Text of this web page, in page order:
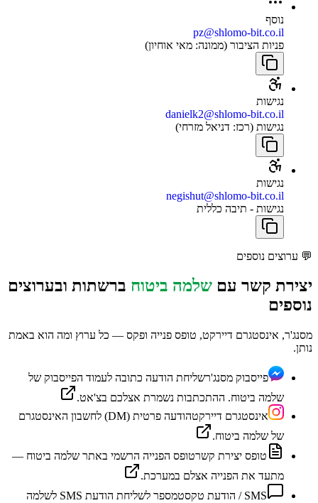
נוסף
pz@shlomo-bit.co.il
פניות הציבור (ממונה: מאי אוחיון)
נגישות
danielk2@shlomo-bit.co.il
נגישות (רכז: דניאל מזרחי)
נגישות
negishut@shlomo-bit.co.il
נגישות - תיבה כללית
💬 ערוצים נוספים
יצירת קשר עם שלמה ביטוח ברשתות ובערוצים
נוספים
מסנג'ר, אינסטגרם דיירקט, טופס פנייה ופקס — כל ערוץ ומה הוא באמת
נותן.
פייסבוק מסנג'רשליחת הודעה כתובה לעמוד הפייסבוק של
שלמה ביטוח. ההתכתבות נשמרת אצלכם בצ'אט.
אינסטגרם דיירקט
הודעה פרטית (DM) לחשבון האינסטגרם
של שלמה ביטוח.
טופס יצירת קשרטופס הפנייה הרשמי באתר שלמה ביטוח —
מתעד את הפנייה אצלם במערכת.
SMS / הודעת טקסט
מספר לשליחת הודעת SMS לשלמה